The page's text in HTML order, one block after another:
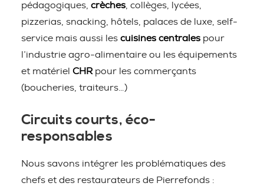
pédagogiques, crèches , collèges, lycées,
pizzerias, snacking, hôtels, palaces de luxe, self-
service mais aussi les cuisines centrales pour
l’industrie agro-alimentaire ou les équipements
et matériel CHR pour les commerçants
(boucheries, traiteurs…)
Circuits courts, éco-
responsables
Nous savons intégrer les problématiques des
chefs et des restaurateurs de Pierrefonds :